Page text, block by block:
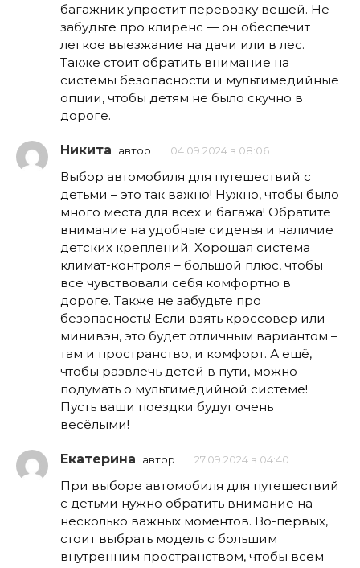
багажник упростит перевозку вещей. Не
забудьте про клиренс — он обеспечит
легкое выезжание на дачи или в лес.
Также стоит обратить внимание на
системы безопасности и мультимедийные
опции, чтобы детям не было скучно в
дороге.
Никита автор 04.09.2024 в 08:06
Выбор автомобиля для путешествий с
детьми – это так важно! Нужно, чтобы было
много места для всех и багажа! Обратите
внимание на удобные сиденья и наличие
детских креплений. Хорошая система
климат-контроля – большой плюс, чтобы
все чувствовали себя комфортно в
дороге. Также не забудьте про
безопасность! Если взять кроссовер или
минивэн, это будет отличным вариантом –
там и пространство, и комфорт. А ещё,
чтобы развлечь детей в пути, можно
подумать о мультимедийной системе!
Пусть ваши поездки будут очень
весёлыми!
Екатерина автор 27.09.2024 в 04:40
При выборе автомобиля для путешествий
с детьми нужно обратить внимание на
несколько важных моментов. Во-первых,
стоит выбрать модель с большим
внутренним пространством, чтобы всем